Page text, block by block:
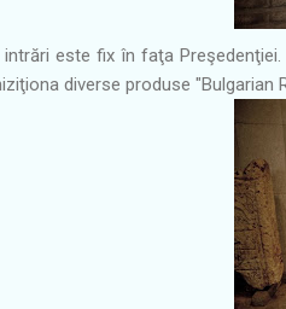
intrări este fix în faţa
diverse produse "Bulgarian